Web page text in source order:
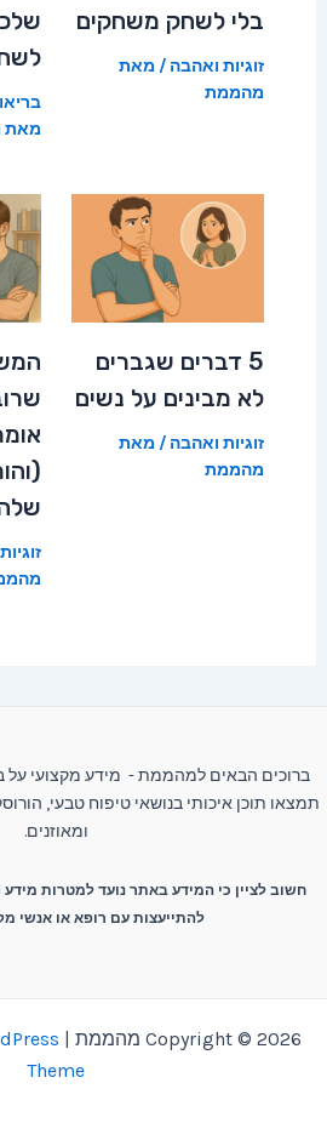
בלי לשחק משחקים
זוגיות ואהבה / מאת
מהממת
מאת
5 דברים שגברים
לא מבינים על נשים
זוגיות ואהבה / מאת
מהממת
ברוכים הבאים למהממת - מידע מקצועי על
תמצאו תוכן איכותי בנושאי טיפוח טבעי,
ומאוזנים.
חשוב לציין כי המידע באתר נועד למטרות מידע
להתייעצות עם רופא או אנשי
Copyright © 2026 מהממת | Powered by
Theme